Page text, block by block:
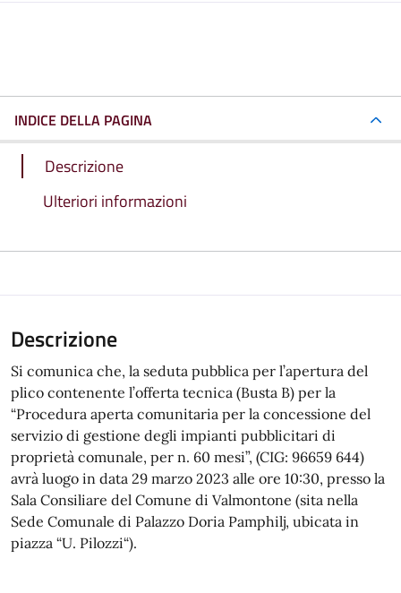
INDICE DELLA PAGINA
Descrizione
Ulteriori informazioni
Descrizione
Si comunica che, la seduta pubblica per l’apertura del
plico contenente l’offerta tecnica (Busta B) per la
“Procedura aperta comunitaria per la concessione del
servizio di gestione degli impianti pubblicitari di
proprietà comunale, per n. 60 mesi”, (CIG: 96659 644)
avrà luogo in data 29 marzo 2023 alle ore 10:30, presso la
Sala Consiliare del Comune di Valmontone (sita nella
Sede Comunale di Palazzo Doria Pamphilj, ubicata in
piazza “U. Pilozzi“).